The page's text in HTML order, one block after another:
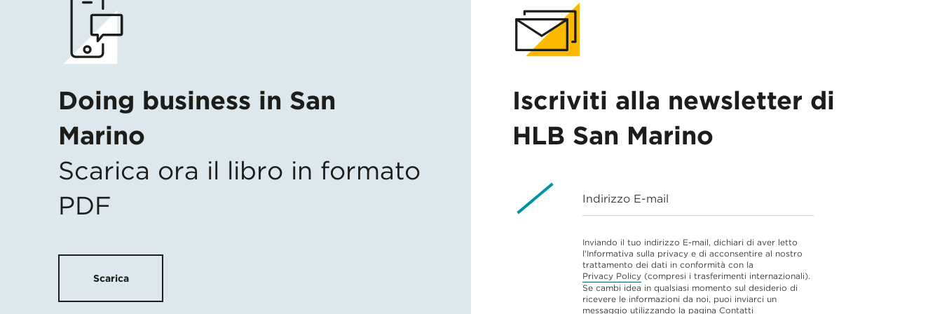
Doing business in San
Marino
Scarica ora il libro in formato
PDF
Scarica
Iscriviti alla newsletter di
HLB San Marino
Indirizzo E-mail
Inviando il tuo indirizzo E-mail, dichiari di aver letto
l'Informativa sulla privacy e di acconsentire al nostro
trattamento dei dati in conformità con la
Privacy Policy (compresi i trasferimenti internazionali).
Se cambi idea in qualsiasi momento sul desiderio di
ricevere le informazioni da noi, puoi inviarci un
messaggio utilizzando la pagina Contatti